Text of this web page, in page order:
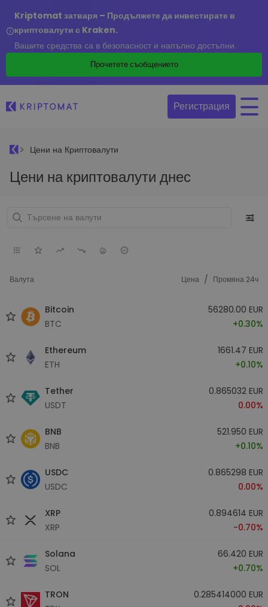
Kriptomat затваря – Продължете да инвестирате в
криптовалути с Kraken.
Вашите средства са в безопасност и напълно достъпни.
Прочетете съобщението
Регистрация
Цени на Криптовалути
Цени на криптовалути днес
Валута Цена / Промяна 24ч
Bitcoin
BTC
56280.00 EUR
+0.30%
Ethereum
ETH
1661.47 EUR
+0.10%
Tether
USDT
0.865032 EUR
0.00%
BNB
BNB
521.950 EUR
+0.10%
USDC
USDC
0.865298 EUR
0.00%
XRP
XRP
0.894614 EUR
-0.70%
Solana
SOL
66.420 EUR
+0.70%
TRON
0.285414000 EUR